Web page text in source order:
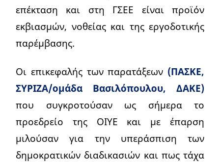
επέκταση και στη ΓΣΕΕ είναι προϊόν
εκβιασμών, νοθείας και της εργοδοτικής
παρέμβασης.
Οι επικεφαλής των παρατάξεων (ΠΑΣΚΕ,
ΣΥΡΙΖΑ/ομάδα Βασιλόπουλου, ΔΑΚΕ)
που συγκροτούσαν ως σήμερα το
προεδρείο της ΟΙΥΕ και με έπαρση
μιλούσαν για την υπεράσπιση των
δημοκρατικών διαδικασιών και πως τάχα